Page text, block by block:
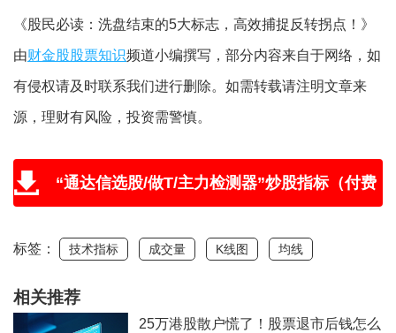
《股民必读：洗盘结束的5大标志，高效捕捉反转拐点！》
由财金股股票知识频道小编撰写，部分内容来自于网络，如
有侵权请及时联系我们进行删除。如需转载请注明文章来
源，理财有风险，投资需警慎。
“通达信选股/做T/主力检测器”炒股指标（付费
标签： 技术指标 成交量 K线图 均线
相关推荐
25万港股散户慌了！股票退市后钱怎么